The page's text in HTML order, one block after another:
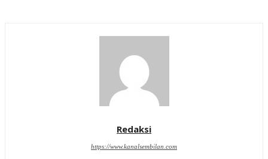
Redaksi
https://www.kanalsembilan.com